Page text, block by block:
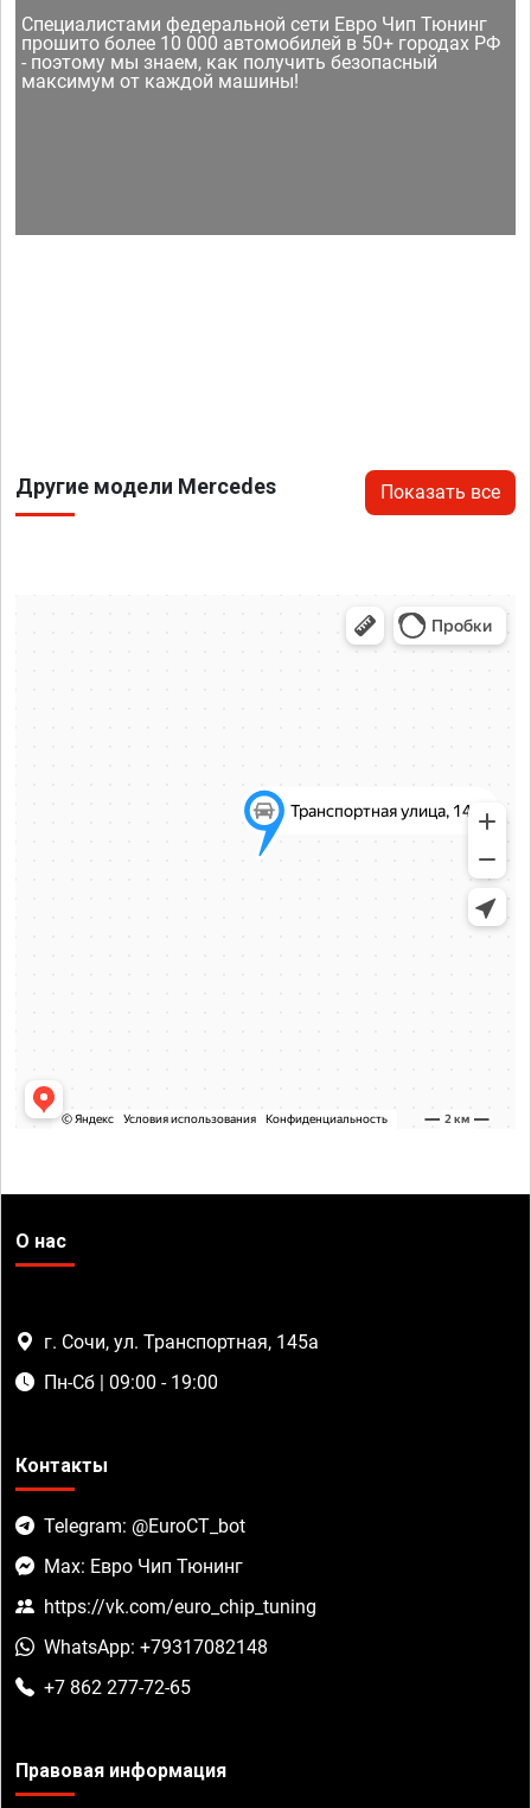
Специалистами федеральной сети Евро Чип Тюнинг
прошито более 10 000 автомобилей в 50+ городах РФ
- поэтому мы знаем, как получить безопасный
максимум от каждой машины!
Другие модели Mercedes Показать все
О нас
г. Сочи, ул. Транспортная, 145а
Пн-Сб | 09:00 - 19:00
Контакты
Telegram: @EuroCT_bot
Max: Евро Чип Тюнинг
https://vk.com/euro_chip_tuning
WhatsApp: +79317082148
+7 862 277-72-65
Правовая информация